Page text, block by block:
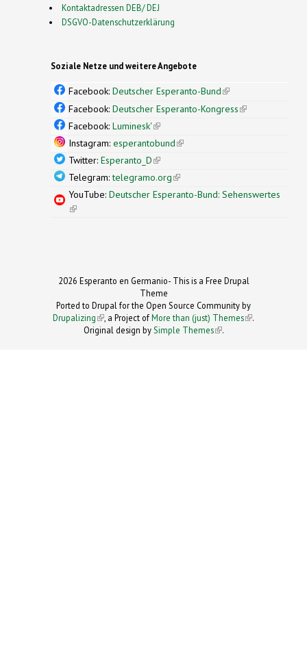
Kontaktadressen DEB/ DEJ
DSGVO-Datenschutzerklärung
Soziale Netze und weitere Angebote
Facebook: Deutscher Esperanto-Bund(link is
external)
Facebook: Deutscher Esperanto-Kongress(link is
Facebook: Luminesk'(link is external)
Instagram: esperantobund(link is external)
Twitter: Esperanto_D(link is external)
Telegram:telegramo.org(link is external)
YouTube: Deutscher Esperanto-Bund: Sehenswertes
(link is external)
2026 Esperanto en Germanio- This is a Free Drupal
Theme
Ported to Drupal for the Open Source Community by
Drupalizing(link is external)
, a Project ofMore than (just) Themes (link is
.
Original design bySimple Themes
(link is
.